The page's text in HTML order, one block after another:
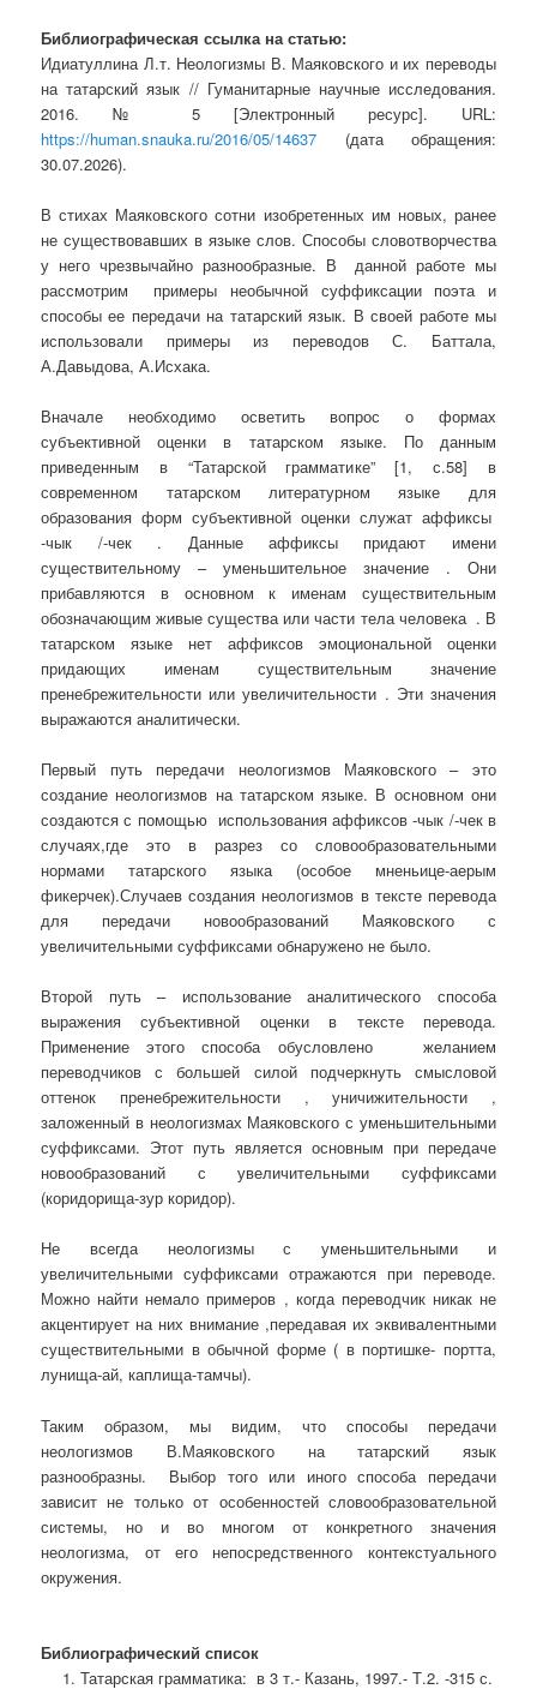
Библиографическая ссылка на статью:
Идиатуллина Л.т. Неологизмы В. Маяковского и их переводы
на татарский язык // Гуманитарные научные исследования.
2016. № 5 [Электронный ресурс]. URL:
https://human.snauka.ru/2016/05/14637 (дата обращения:
30.07.2026).
В стихах Маяковского сотни изобретенных им новых, ранее
не существовавших в языке слов. Способы словотворчества
у него чрезвычайно разнообразные. В данной работе мы
рассмотрим примеры необычной суффиксации поэта и
способы ее передачи на татарский язык. В своей работе мы
использовали примеры из переводов С. Баттала,
А.Давыдова, А.Исхака.
Вначале необходимо осветить вопрос о формах
субъективной оценки в татарском языке. По данным
приведенным в “Татарской грамматике” [1, с.58] в
современном татарском литературном языке для
образования форм субъективной оценки служат аффиксы
-чык /-чек . Данные аффиксы придают имени
существительному – уменьшительное значение . Они
прибавляются в основном к именам существительным
обозначающим живые существа или части тела человека . В
татарском языке нет аффиксов эмоциональной оценки
придающих именам существительным значение
пренебрежительности или увеличительности . Эти значения
выражаются аналитически.
Первый путь передачи неологизмов Маяковского – это
создание неологизмов на татарском языке. В основном они
создаются с помощью использования аффиксов -чык /-чек в
случаях,где это в разрез со словообразовательными
нормами татарского языка (особое мненьице-аерым
фикерчек).Случаев создания неологизмов в тексте перевода
для передачи новообразований Маяковского с
увеличительными суффиксами обнаружено не было.
Второй путь – использование аналитического способа
выражения субъективной оценки в тексте перевода.
Применение этого способа обусловлено желанием
переводчиков с большей силой подчеркнуть смысловой
оттенок пренебрежительности , уничижительности ,
заложенный в неологизмах Маяковского с уменьшительными
суффиксами. Этот путь является основным при передаче
новообразований с увеличительными суффиксами
(коридорища-зур коридор).
Не всегда неологизмы с уменьшительными и
увеличительными суффиксами отражаются при переводе.
Можно найти немало примеров , когда переводчик никак не
акцентирует на них внимание ,передавая их эквивалентными
существительными в обычной форме ( в портишке- портта,
лунища-ай, каплища-тамчы).
Таким образом, мы видим, что способы передачи
неологизмов В.Маяковского на татарский язык
разнообразны. Выбор того или иного способа передачи
зависит не только от особенностей словообразовательной
системы, но и во многом от конкретного значения
неологизма, от его непосредственного контекстуального
окружения.
Библиографический список
Татарская грамматика: в 3 т.- Казань, 1997.- Т.2. -315 с.